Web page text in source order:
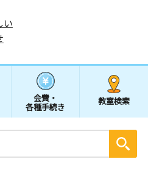
い
会費・
各種手続き
教室検索